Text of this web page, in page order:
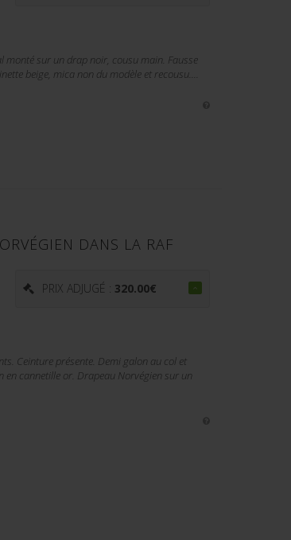
monté sur un drap noir, cousu main. Fausse
beige, mica non du modèle et recousu....
DANS LA RAF
PRIX ADJUGÉ : 320.00€
Ceinture présente. Demi galon au col et
en cannetille or. Drapeau Norvégien sur un